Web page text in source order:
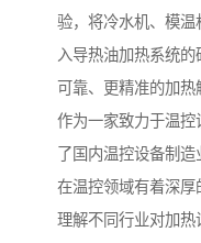
验，将冷水机、模
入导热油加热系统
可靠、更精准的加热
作为一家致力于温
了国内温控设备制
在温控领域有着深
理解不同行业对加